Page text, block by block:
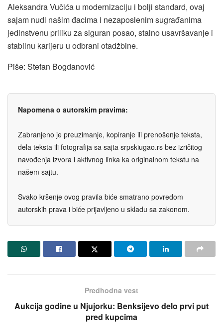
Aleksandra Vučića u modernizaciju i bolji standard, ovaj
sajam nudi našim đacima i nezaposlenim sugrađanima
jedinstvenu priliku za siguran posao, stalno usavršavanje i
stabilnu karijeru u odbrani otadžbine.
Piše: Stefan Bogdanović
Napomena o autorskim pravima:
Zabranjeno je preuzimanje, kopiranje ili prenošenje teksta,
dela teksta ili fotografija sa sajta srpskiugao.rs bez izričitog
navođenja izvora i aktivnog linka ka originalnom tekstu na
našem sajtu.
Svako kršenje ovog pravila biće smatrano povredom
autorskih prava i biće prijavljeno u skladu sa zakonom.
Predhodna vest
Aukcija godine u Njujorku: Benksijevo delo prvi put
pred kupcima